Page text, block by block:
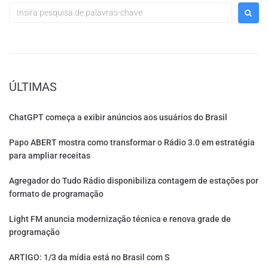
ÚLTIMAS
ChatGPT começa a exibir anúncios aos usuários do Brasil
Papo ABERT mostra como transformar o Rádio 3.0 em estratégia
para ampliar receitas
Agregador do Tudo Rádio disponibiliza contagem de estações por
formato de programação
Light FM anuncia modernização técnica e renova grade de
programação
ARTIGO: 1/3 da mídia está no Brasil com S